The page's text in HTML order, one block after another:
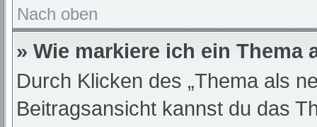
Nach oben
» Wie markiere ich ein Thema
Durch Klicken des „Thema als
Beitragsansicht kannst du das